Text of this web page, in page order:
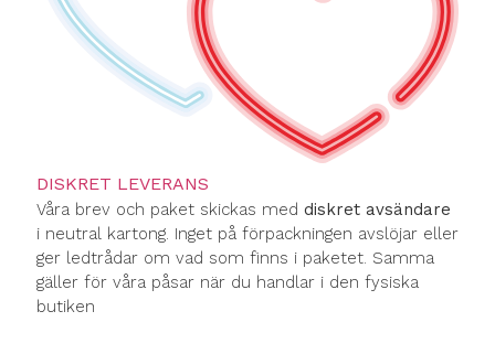
DISKRET LEVERANS
Våra brev och paket skickas med diskret avsändare
i neutral kartong. Inget på förpackningen avslöjar eller
ger ledtrådar om vad som finns i paketet. Samma
gäller för våra påsar när du handlar i den fysiska
butiken